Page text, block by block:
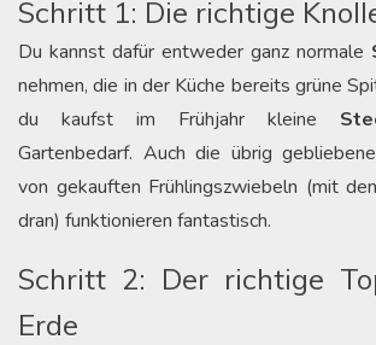
Schritt 1: Die richtige
Du kannst dafür entweder ganz normale
nehmen, die in der Küche bereits grüne
du kaufst im Frühjahr kleine
Gartenbedarf. Auch die übrig
von gekauften Frühlingszwiebeln (mit
dran) funktionieren fantastisch.
Schritt 2: Der richtige
Erde